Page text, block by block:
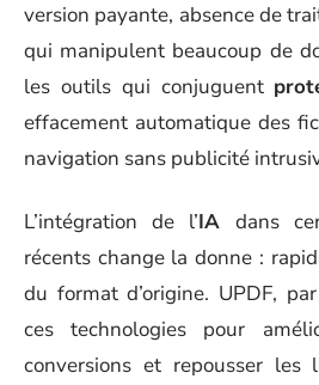
version payante, absence de
qui manipulent beaucoup de
les outils qui conjuguent
effacement automatique des
navigation sans publicité
L’intégration de l’IA dans
récents change la donne :
du format d’origine. UPDF,
ces technologies pour
conversions et repousser les